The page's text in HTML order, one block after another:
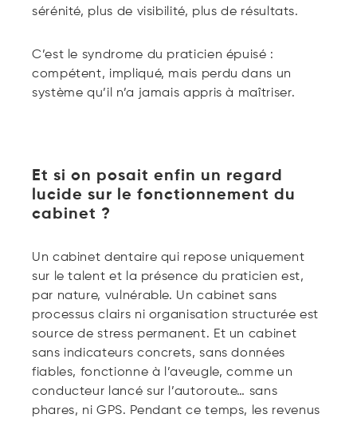
sérénité, plus de visibilité, plus de résultats.
C’est le syndrome du praticien épuisé :
compétent, impliqué, mais perdu dans un
système qu’il n’a jamais appris à maîtriser.
Et si on posait enfin un regard
lucide sur le fonctionnement du
cabinet ?
Un cabinet dentaire qui repose uniquement
sur le talent et la présence du praticien est,
par nature, vulnérable. Un cabinet sans
processus clairs ni organisation structurée est
source de stress permanent. Et un cabinet
sans indicateurs concrets, sans données
fiables, fonctionne à l’aveugle, comme un
conducteur lancé sur l’autoroute… sans
phares, ni GPS. Pendant ce temps, les revenus